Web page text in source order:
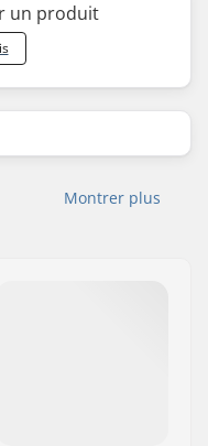
un produit
Montrer plus